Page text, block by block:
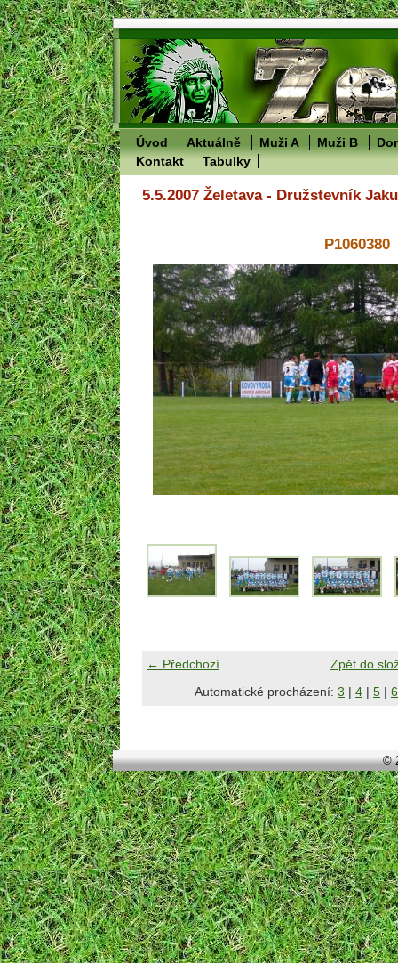
Úvod Aktuálně Muži A Muži B
Kontakt
Tabulky
5.5.2007 Želetava - Družstevník
P1060380
← Předchozí
Zpět do
Automatické procházení: 3 | 4 | 5 | 6
©